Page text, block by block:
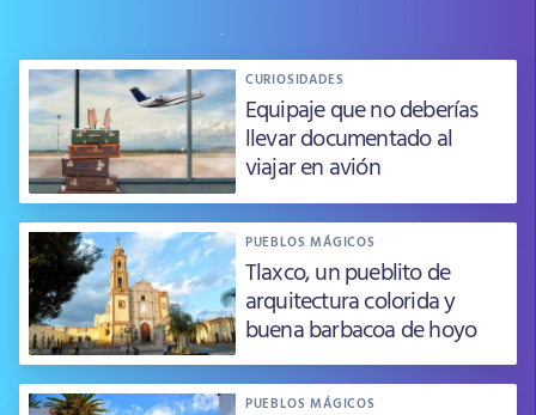
CURIOSIDADES
Equipaje que no deberías
llevar documentado al
viajar en avión
PUEBLOS MÁGICOS
Tlaxco, un pueblito de
arquitectura colorida y
buena barbacoa de hoyo
PUEBLOS MÁGICOS